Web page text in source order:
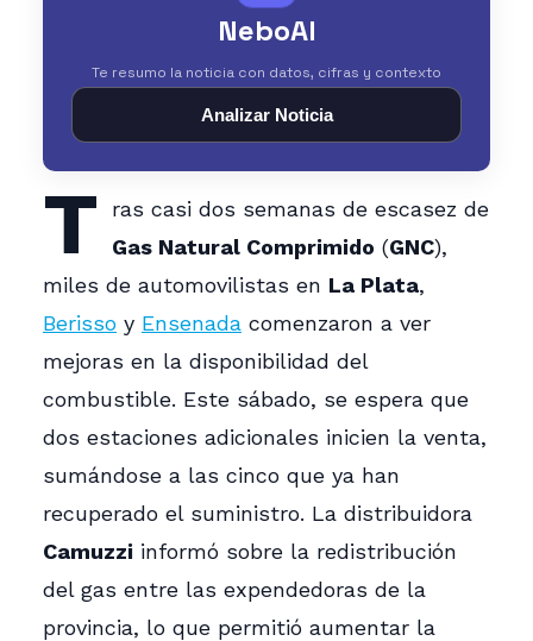
NeboAI
Te resumo la noticia con datos, cifras y contexto
Analizar Noticia
T
ras casi dos semanas de escasez de
Gas Natural Comprimido (GNC),
miles de automovilistas en La Plata,
Berisso y Ensenada comenzaron a ver
mejoras en la disponibilidad del
combustible. Este sábado, se espera que
dos estaciones adicionales inicien la venta,
sumándose a las cinco que ya han
recuperado el suministro. La distribuidora
Camuzzi informó sobre la redistribución
del gas entre las expendedoras de la
provincia, lo que permitió aumentar la